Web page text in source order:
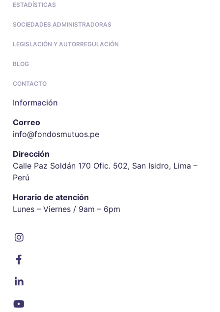
ESTADÍSTICAS
SOCIEDADES ADMINISTRADORAS
LEGISLACIÓN Y AUTORREGULACIÓN
BLOG
CONTACTO
Información
Correo
info@fondosmutuos.pe
Dirección
Calle Paz Soldán 170 Ofic. 502, San Isidro, Lima –
Perú
Horario de atención
Lunes – Viernes / 9am – 6pm